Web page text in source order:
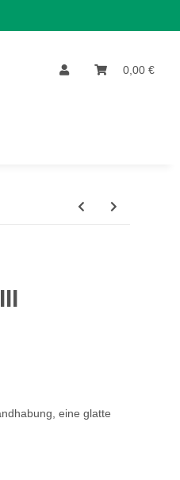
0,00 €
eine glatte